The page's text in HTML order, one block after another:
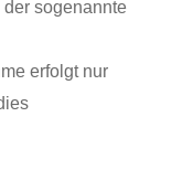
sogenannte
erfolgt nur